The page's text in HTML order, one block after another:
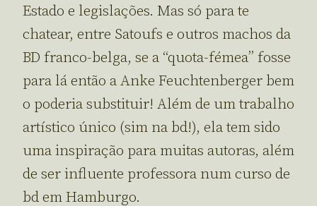
Estado e legislações. Mas só para te
chatear, entre Satoufs e outros machos da
BD franco-belga, se a “quota-fémea” fosse
para lá então a Anke Feuchtenberger bem
o poderia substituir! Além de um trabalho
artístico único (sim na bd!), ela tem sido
uma inspiração para muitas autoras, além
de ser influente professora num curso de
bd em Hamburgo.